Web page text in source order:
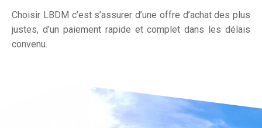
Choisir LBDM c’est s’assurer d’une offre d’achat des plus
justes, d’un paiement rapide et complet dans les délais
convenu.